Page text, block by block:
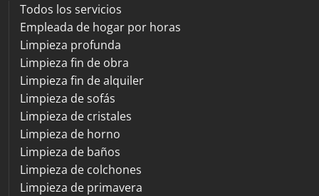
Todos los servicios
Empleada de hogar por horas
Limpieza profunda
Limpieza fin de obra
Limpieza fin de alquiler
Limpieza de sofás
Limpieza de cristales
Limpieza de horno
Limpieza de baños
Limpieza de colchones
Limpieza de primavera